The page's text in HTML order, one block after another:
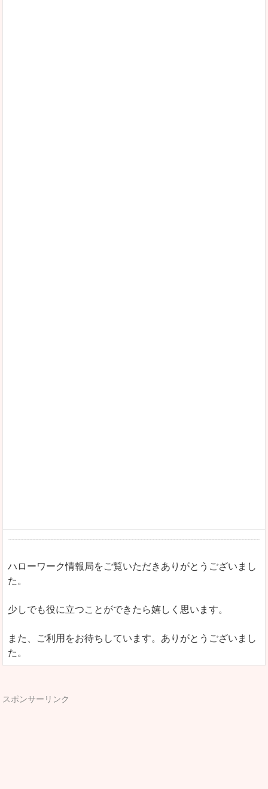
ハローワーク情報局をご覧いただきありがとうございまし
た。
少しでも役に立つことができたら嬉しく思います。
また、ご利用をお待ちしています。ありがとうございまし
た。
スポンサーリンク